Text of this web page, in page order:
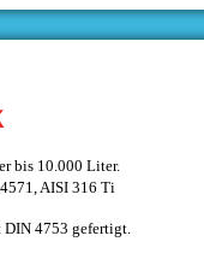
bis 10.000 Liter.
AISI 316 Ti
DIN 4753 gefertigt.